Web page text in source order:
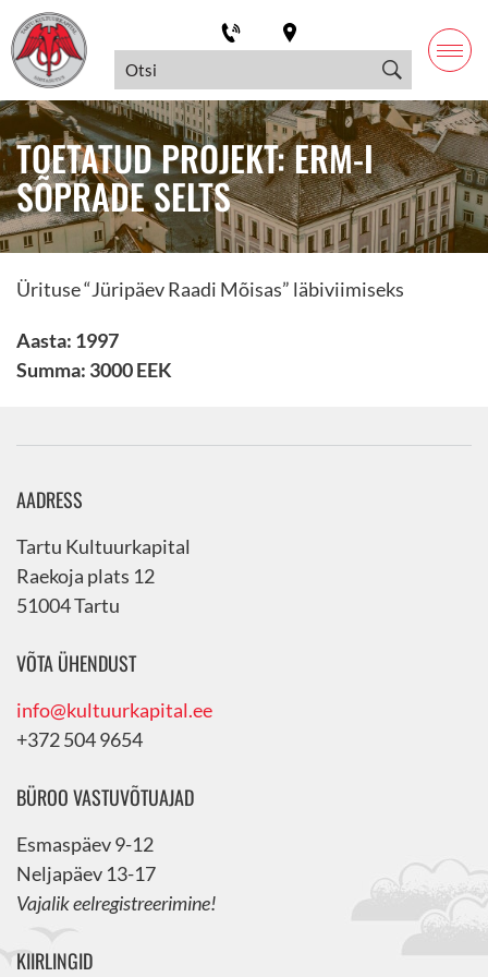
TOETATUD PROJEKT: ERM-I
SÕPRADE SELTS
Ürituse “Jüripäev Raadi Mõisas” läbiviimiseks
Aasta: 1997
Summa: 3000 EEK
AADRESS
Tartu Kultuurkapital
Raekoja plats 12
51004 Tartu
VÕTA ÜHENDUST
info@kultuurkapital.ee
+372 504 9654
BÜROO VASTUVÕTUAJAD
Esmaspäev 9-12
Neljapäev 13-17
Vajalik eelregistreerimine!
KIIRLINGID